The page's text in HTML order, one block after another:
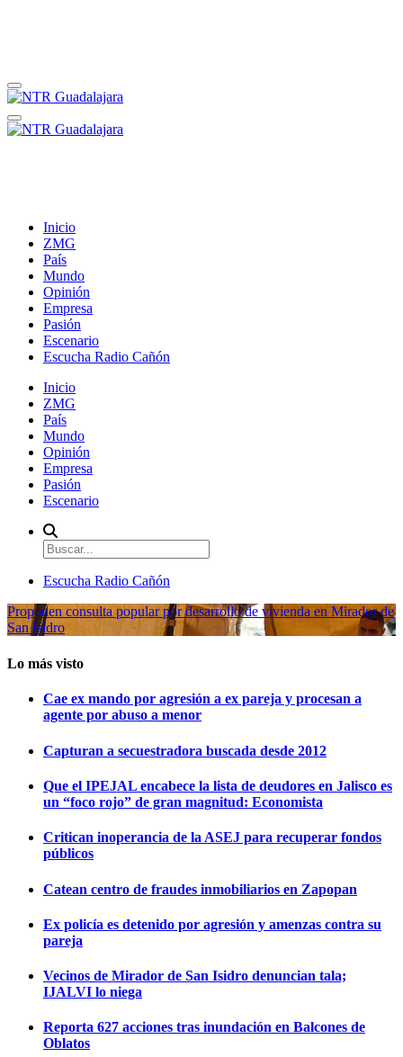
Inicio
ZMG
País
Mundo
Opinión
Empresa
Pasión
Escenario
Escucha Radio Cañón
Inicio
ZMG
País
Mundo
Opinión
Empresa
Pasión
Escenario
Escucha Radio Cañón
Proponen consulta popular por desarrollo de vivienda en Mirador de
San Isidro
Lo más visto
Cae ex mando por agresión a ex pareja y procesan a
agente por abuso a menor
Capturan a secuestradora buscada desde 2012
Que el IPEJAL encabece la lista de deudores en Jalisco es
un “foco rojo” de gran magnitud: Economista
Critican inoperancia de la ASEJ para recuperar fondos
públicos
Catean centro de fraudes inmobiliarios en Zapopan
Ex policía es detenido por agresión y amenzas contra su
pareja
Vecinos de Mirador de San Isidro denuncian tala;
IJALVI lo niega
Reporta 627 acciones tras inundación en Balcones de
Oblatos